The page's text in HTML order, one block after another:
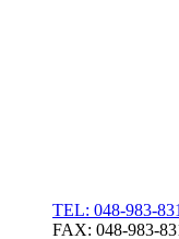
TEL: 048-983-
FAX: 048-983-